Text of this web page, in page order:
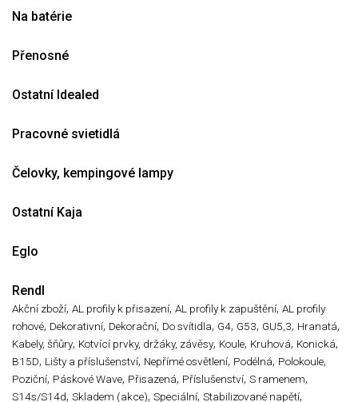
Na batérie
Přenosné
Ostatní Idealed
Pracovné svietidlá
Čelovky, kempingové lampy
Ostatní Kaja
Eglo
Rendl
Akční zboží, AL profily k přisazení, AL profily k zapuštění, AL profily
rohové, Dekorativní, Dekorační, Do svítidla, G4, G53, GU5,3, Hranatá,
Kabely, šňůry, Kotvící prvky, držáky, závěsy, Koule, Kruhová, Konická,
B15D, Lišty a příslušenství, Nepřímé osvětlení, Podélná, Polokoule,
Poziční, Páskové Wave, Přisazená, Příslušenství, S ramenem,
S14s/S14d, Skladem (akce), Speciální, Stabilizované napětí,